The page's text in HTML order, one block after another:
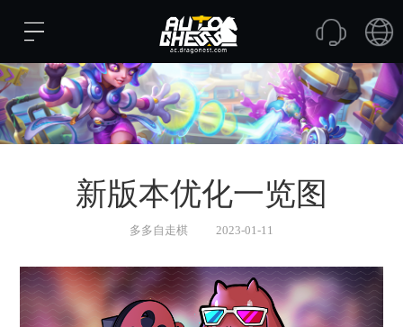
新版本优化一览图
多多自走棋 2023-01-11